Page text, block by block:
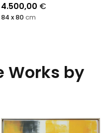
4.500,00 €
84 x 80 cm
Works by